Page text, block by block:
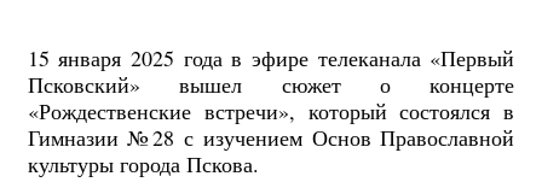
15 января 2025 года в эфире телеканала «Первый
Псковский» вышел сюжет о концерте
«Рождественские встречи», который состоялся в
Гимназии №28 с изучением Основ Православной
культуры города Пскова.